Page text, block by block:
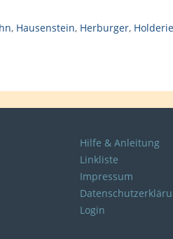
, Hausenstein, Herburger,
Hilfe & Anleitung
Linkliste
Impressum
Login